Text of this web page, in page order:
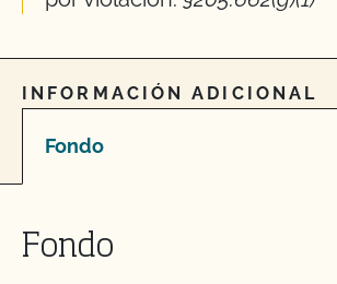
INFORMACIÓN ADICIONAL
Fondo
Fondo